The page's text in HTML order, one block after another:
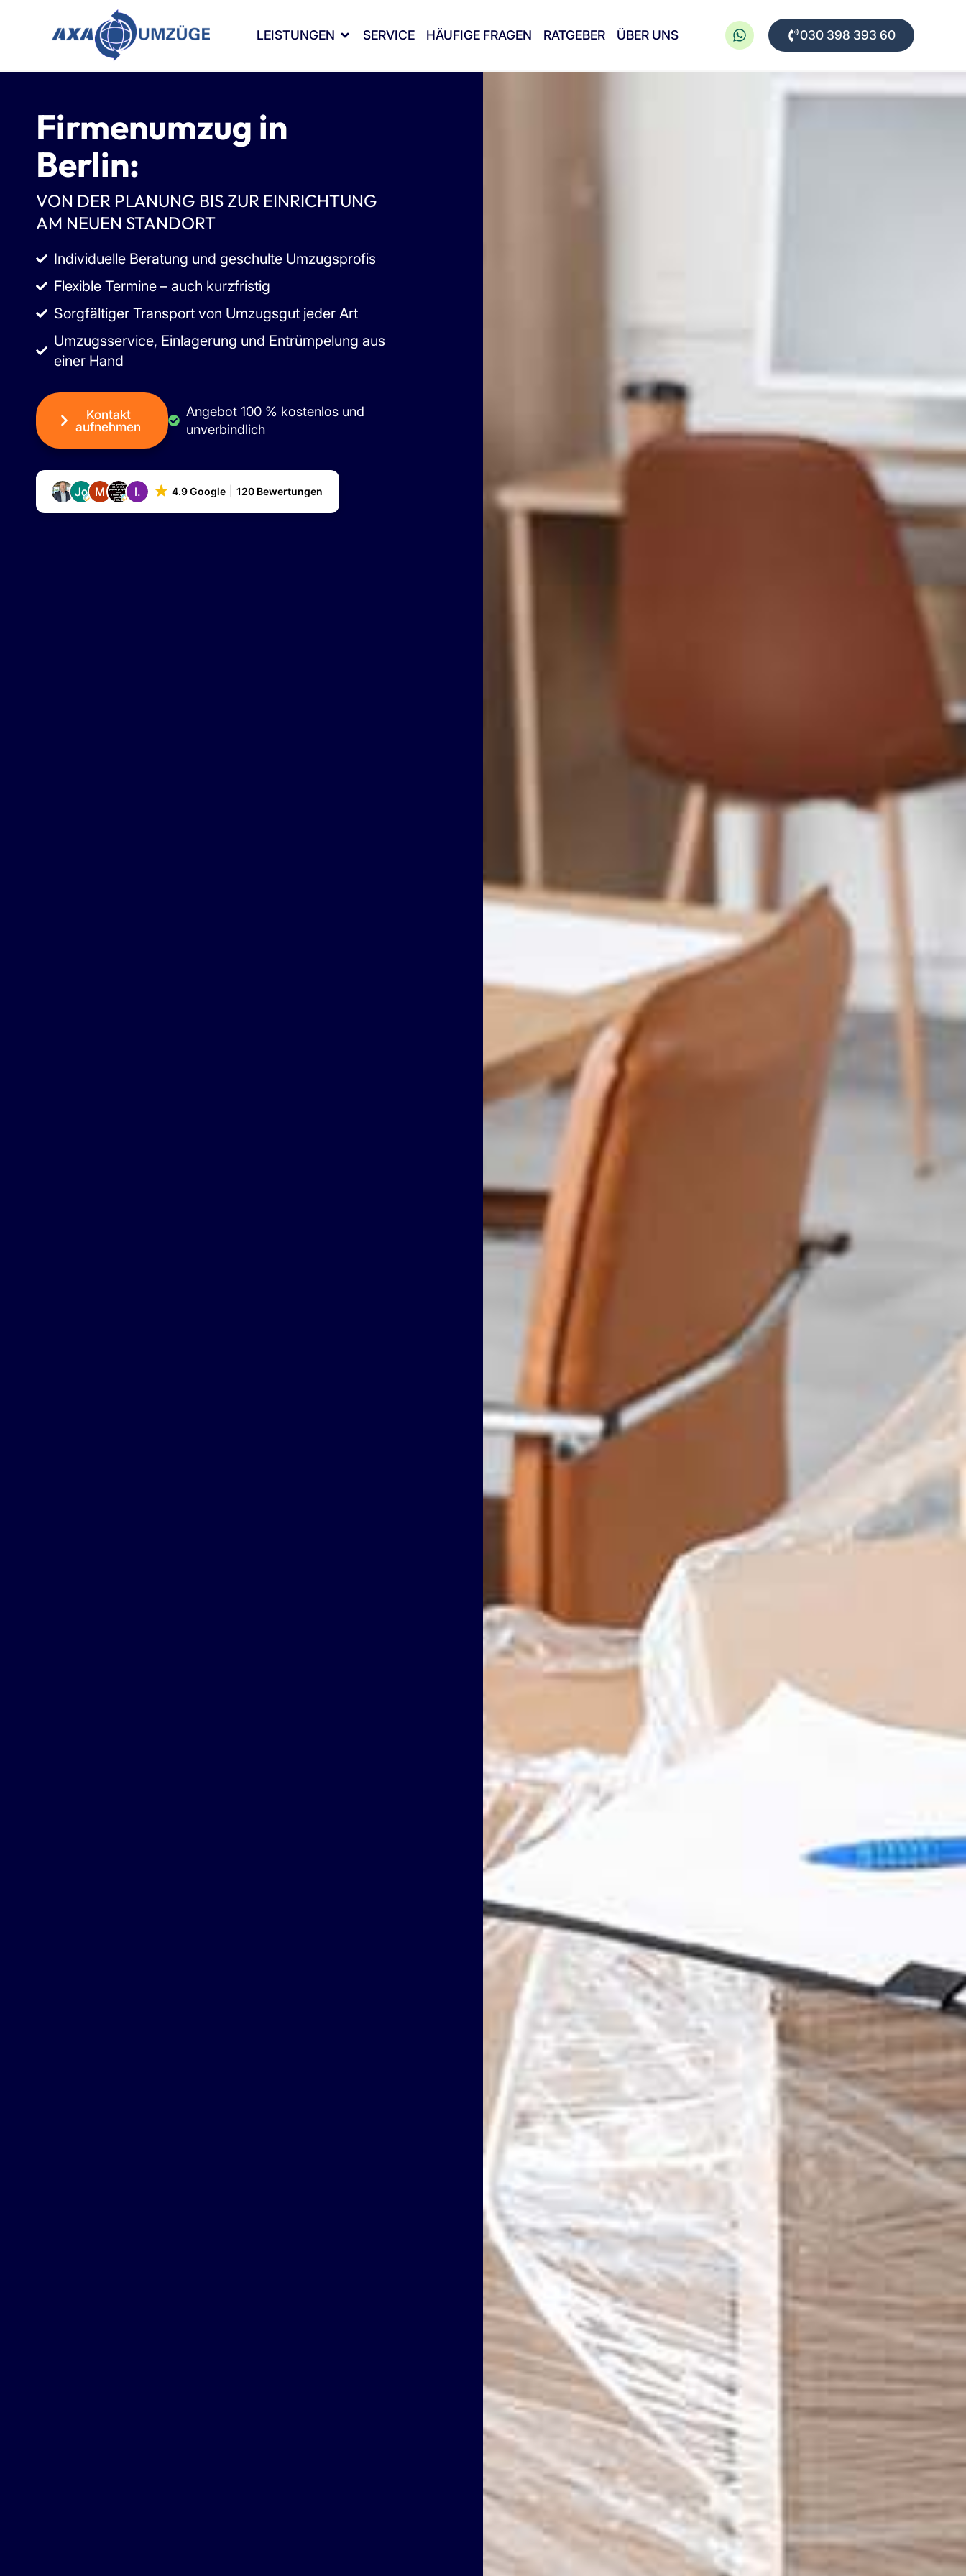
LEISTUNGEN SERVICE HÄUFIGE FRAGEN RATGEBER ÜBER UNS 030 398 393 60
Firmenumzug in
Berlin:
VON DER PLANUNG BIS ZUR EINRICHTUNG
AM NEUEN STANDORT
Individuelle Beratung und geschulte Umzugsprofis
Flexible Termine – auch kurzfristig
Sorgfältiger Transport von Umzugsgut jeder Art
Umzugsservice, Einlagerung und Entrümpelung aus
einer Hand
Kontakt
aufnehmen
Angebot 100 % kostenlos und
unverbindlich
4.9 Google 120 Bewertungen